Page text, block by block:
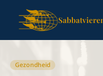
Gezondheid